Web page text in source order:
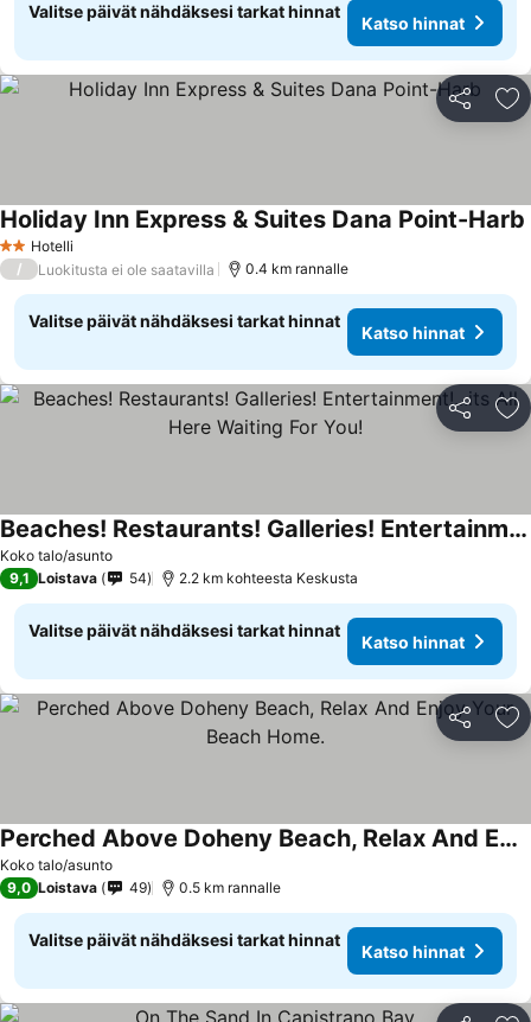
Valitse päivät nähdäksesi tarkat hinnat
Katso hinnat
Jaa
2 Tähtiluokitus
Hotelli
Holiday Inn Express & Suites Dana Point-Harb
/ Luokitusta ei ole saatavilla 0.4 km rannalle
Valitse päivät nähdäksesi tarkat hinnat
Katso hinnat
Jaa
Koko talo/asunto
Beaches! Restaurants! Galleries! Entertainment!...its All Here Waiting For You!
9,1 Loistava 54 2.2 km kohteesta Keskusta
Valitse päivät nähdäksesi tarkat hinnat
Katso hinnat
Jaa
Koko talo/asunto
Perched Above Doheny Beach, Relax And Enjoy Your Beach Home.
9,0 Loistava 49 0.5 km rannalle
Valitse päivät nähdäksesi tarkat hinnat
Katso hinnat